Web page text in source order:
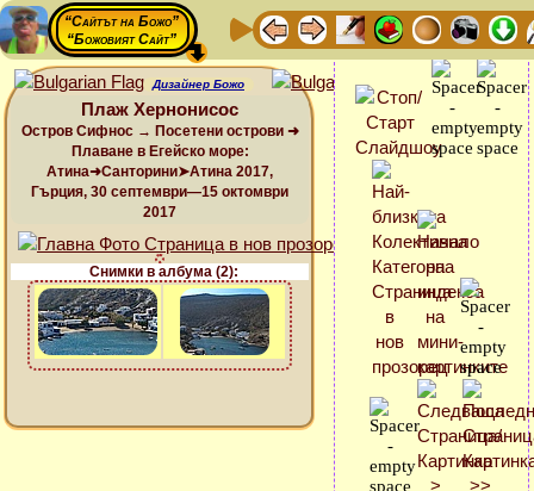
“Сайтът на Божо”
“Божовият Сайт”
Дизайнер Божо
Плаж Хернонисос
Остров Сифнос → Посетени острови ➜
Плаване в Егейско море:
Атина➜Санторини➤Атина 2017,
Гърция, 30 септември—15 октомври
2017
Снимки в албума (2):